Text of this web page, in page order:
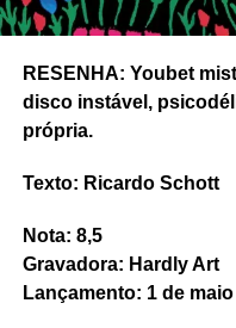
RESENHA: Youbet
disco instável,
própria.
Texto: Ricardo Schott
Nota: 8,5
Gravadora: Hardly Art
Lançamento: 1 de